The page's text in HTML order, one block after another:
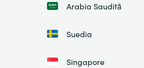
Arabia Saudită
Suedia
Singapore